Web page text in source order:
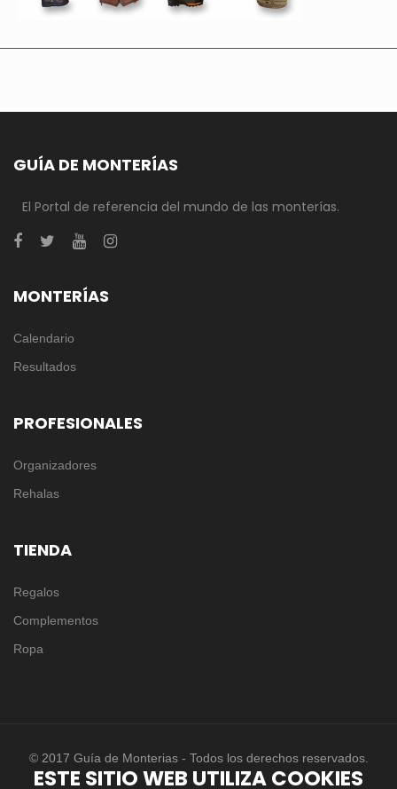
GUÍA DE MONTERÍAS
El Portal de referencia del mundo de las monterías.
MONTERÍAS
Calendario
Resultados
PROFESIONALES
Organizadores
Rehalas
TIENDA
Regalos
Complementos
Ropa
© 2017 Guía de Monterias - Todos los derechos reservados.
ESTE SITIO WEB UTILIZA COOKIES